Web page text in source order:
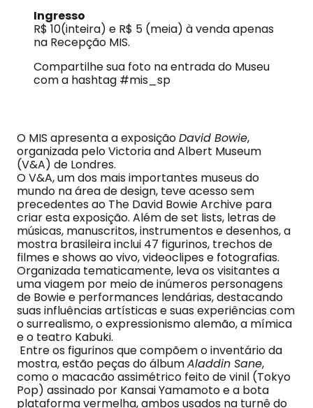
Ingresso
R$ 10(inteira) e R$ 5 (meia) à venda apenas
na Recepção MIS.
Compartilhe sua foto na entrada do Museu
com a hashtag #mis_sp
O MIS apresenta a exposiçãoDavid Bowie,
organizada pelo Victoria and Albert Museum
(V&A) de Londres.
O V&A, um dos mais importantes museus do
mundo na área de design, teve acesso sem
precedentes ao The David Bowie Archive para
criar esta exposição. Além de set lists, letras de
músicas, manuscritos, instrumentos e desenhos, a
mostra brasileira inclui 47 figurinos, trechos de
filmes e shows ao vivo, videoclipes e fotografias.
Organizada tematicamente, leva os visitantes a
uma viagem por meio de inúmeros personagens
de Bowie e performances lendárias, destacando
suas influências artísticas e suas experiências com
o surrealismo, o expressionismo alemão, a mímica
e o teatro Kabuki.
Entre os figurinos que compõem o inventário da
mostra, estão peças do álbumAladdin Sane,
como o macacão assimétrico feito de vinil (Tokyo
Pop) assinado por Kansai Yamamoto e a bota
plataforma vermelha, ambos usados na turnê do